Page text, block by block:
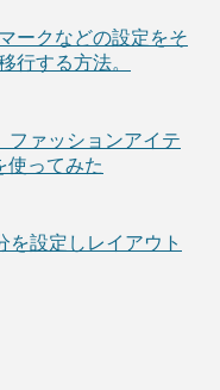
ークなどの設定をそ
行する方法。
ファッションアイテ
使ってみた
を設定しレイアウト